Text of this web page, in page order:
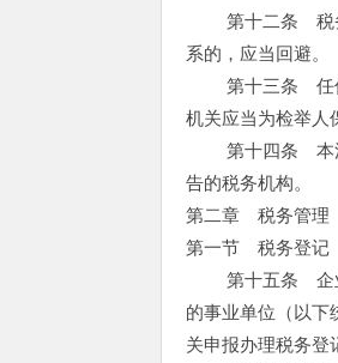
第十二条 税务
系的，应当回避。
第十三条 任何
机关应当为检举人
第十四条 本法
告的税务机构。
第二章 税务管理
第一节 税务登记
第十五条 企业
的事业单位（以下
关申报办理税务登